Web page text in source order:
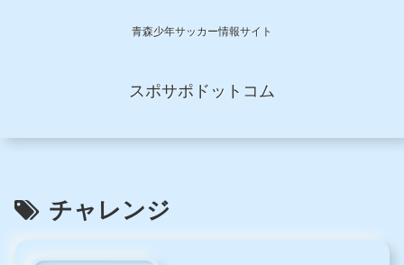
青森少年サッカー情報サイト
スポサポドットコム
チャレンジ